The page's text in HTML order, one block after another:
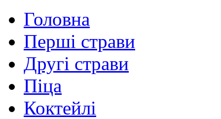
Головна
Перші страви
Другі страви
Піца
Коктейлі